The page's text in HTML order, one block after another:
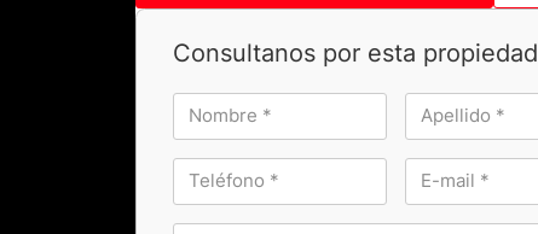
Consultanos por esta propiedad